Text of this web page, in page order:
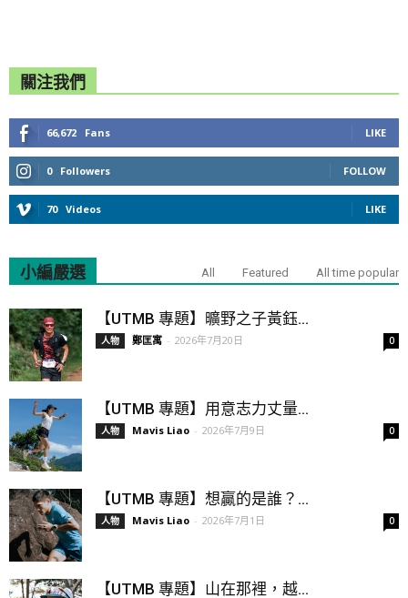
關注我們
66,672 Fans LIKE
0 Followers FOLLOW
70 Videos LIKE
小編嚴選 All Featured All time popular
【UTMB 專題】曠野之子黃鈺...
人物 鄭匡寓 - 2026年7月20日 0
【UTMB 專題】用意志力丈量...
人物 Mavis Liao - 2026年7月9日 0
【UTMB 專題】想贏的是誰？...
人物 Mavis Liao - 2026年7月1日 0
【UTMB 專題】山在那裡，越...